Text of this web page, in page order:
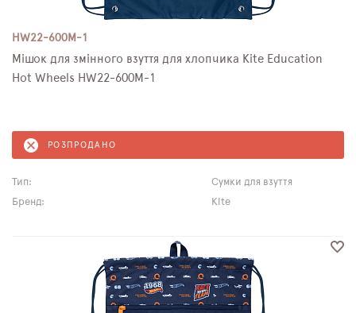
HW22-600M-1
Мішок для змінного взуття для хлопчика Kite Education
Hot Wheels HW22-600M-1
РОЗПРОДАНО
Тип:
Сумки для взуття
Бренд:
Kite